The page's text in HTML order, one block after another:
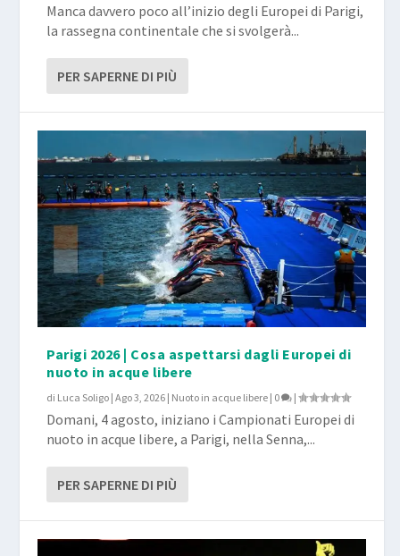
Manca davvero poco all’inizio degli Europei di Parigi,
la rassegna continentale che si svolgerà...
PER SAPERNE DI PIÙ
Parigi 2026 | Cosa aspettarsi dagli Europei di
nuoto in acque libere
di Luca Soligo |Ago 3, 2026 | Nuoto in acque libere | 0 |
Domani, 4 agosto, iniziano i Campionati Europei di
nuoto in acque libere, a Parigi, nella Senna,...
PER SAPERNE DI PIÙ